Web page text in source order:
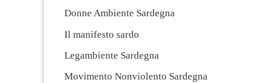
Donne Ambiente Sardegna
Il manifesto sardo
Legambiente Sardegna
Movimento Nonviolento Sardegna